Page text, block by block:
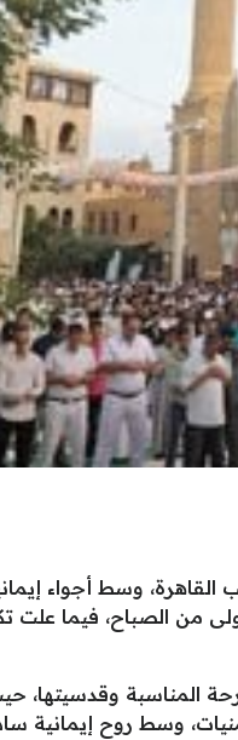
وسط أجواء
الساعات الأولى من الصباح،
المناسبة وقدسيتها،
وسط روح إيمانية